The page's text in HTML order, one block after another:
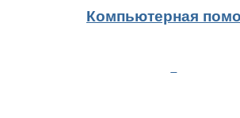
Компьютерная